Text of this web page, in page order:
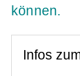
können.
Infos